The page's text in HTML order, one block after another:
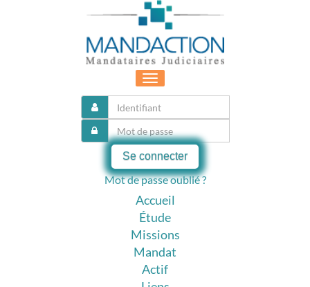
Toggle
navigation
Se connecter
Mot de passe oublié ?
Accueil
Étude
Missions
Mandat
Actif